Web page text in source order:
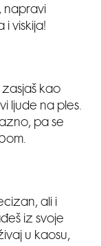
napravi
i viskija!
zasjaš kao
ljude na ples.
pa se
ali i
iz svoje
u kaosu,